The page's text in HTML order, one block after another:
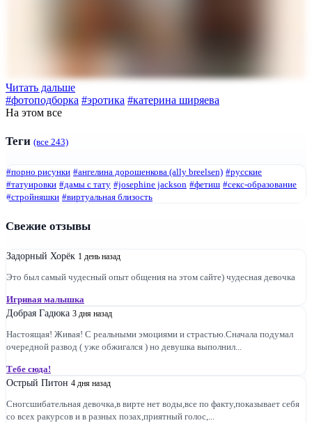
Читать дальше
#фотоподборка #эротика #катерина ширяева
На этом все
Теги (все 243)
#порно рисунки #ангелина дорошенкова (ally breelsen) #русские
#татуировки #дамы с тату #josephine jackson #фетиш #секс-образование
#стройняшки #виртуальная близость
Свежие отзывы
Задорный Хорёк 1 день назад
Это был самый чудесный опыт общения на этом сайте) чудесная девочка
Игривая малышка
Добрая Гадюка 3 дня назад
Настоящая! Живая! С реальными эмоциями и страстью.Сначала подумал
очередной развод ( уже обжигался ) но девушка выполнил...
Тебе сюда!
Острый Питон 4 дня назад
Сногсшибательная девочка,в вирте нет воды,все по факту,показывает себя
со всех ракурсов и в разных позах,приятный голос,...